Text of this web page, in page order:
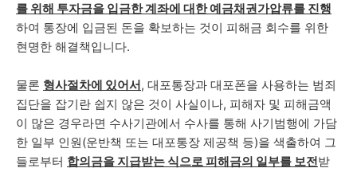
를 위해 투자금을 입금한 계좌에 대한 예금채권가압류를 진행
하여 통장에 입금된 돈을 확보하는 것이 피해금 회수를 위한
현명한 해결책입니다.
물론 형사절차에 있어서, 대포통장과 대포폰을 사용하는 범죄
집단을 잡기란 쉽지 않은 것이 사실이나, 피해자 및 피해금액
이 많은 경우라면 수사기관에서 수사를 통해 사기범행에 가담
한 일부 인원(운반책 또는 대포통장 제공책 등)을 색출하여 그
들로부터 합의금을 지급받는 식으로 피해금의 일부를 보전받